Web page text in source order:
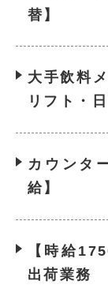
替】
大手飲料
リフト・日
カウンタ
給】
【時給
出荷業務